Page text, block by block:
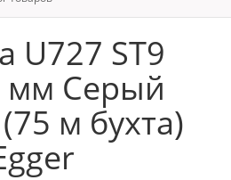
U727 ST9
мм Серый
м бухта)